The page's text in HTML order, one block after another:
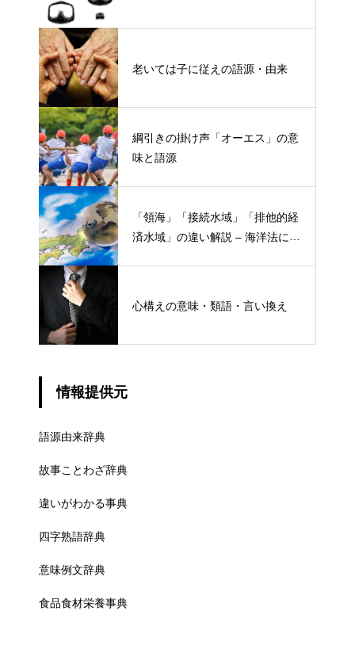
老いては子に従えの語源・由来
綱引きの掛け声「オーエス」の意
味と語源
「領海」「接続水域」「排他的経
済水域」の違い解説 – 海洋法にお
心構えの意味・類語・言い換え
情報提供元
語源由来辞典
故事ことわざ辞典
違いがわかる事典
四字熟語辞典
意味例文辞典
食品食材栄養事典